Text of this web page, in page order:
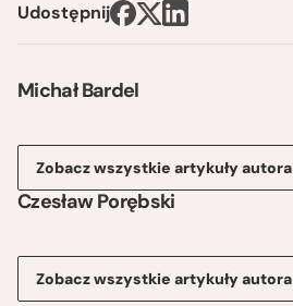
Michał Bardel
Zobacz wszystkie artykuły autora
Czesław Porębski
Zobacz wszystkie artykuły autora
Udostępnij